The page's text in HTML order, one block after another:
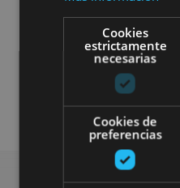
Cookies
estrictamente
necesarias
Cookies de
preferencias